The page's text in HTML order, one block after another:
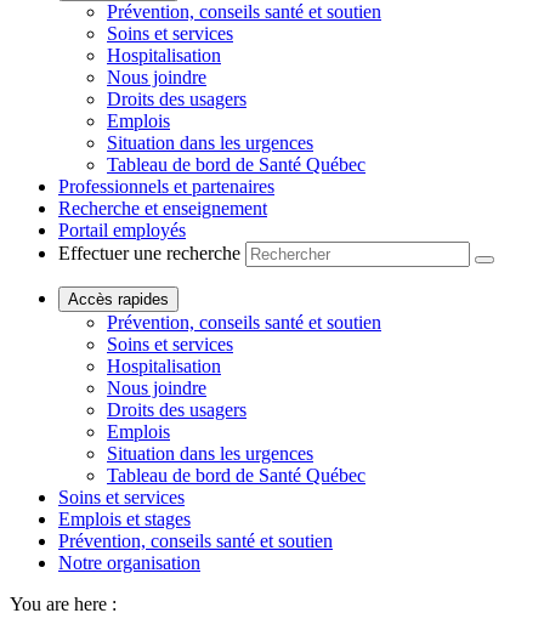
Prévention, conseils santé et soutien
Soins et services
Hospitalisation
Nous joindre
Droits des usagers
Emplois
Situation dans les urgences
Tableau de bord de Santé Québec
Professionnels et partenaires
Recherche et enseignement
Portail employés
Effectuer une recherche
Accès rapides
Prévention, conseils santé et soutien
Soins et services
Hospitalisation
Nous joindre
Droits des usagers
Emplois
Situation dans les urgences
Tableau de bord de Santé Québec
Soins et services
Emplois et stages
Prévention, conseils santé et soutien
Notre organisation
You are here :